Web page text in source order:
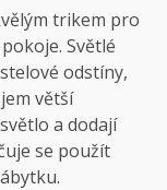
trikem pro
Světlé
odstíny,
větší
a dodají
se použít